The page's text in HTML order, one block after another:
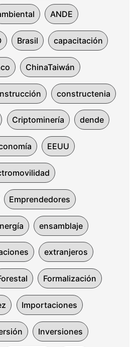
ANDE
Brasil capacitación
ChinaTaiwán
constructenia
Criptominería dende
EEUU
Emprendedores
ensamblaje
extranjeros
Formalización
Importaciones
Inversiones